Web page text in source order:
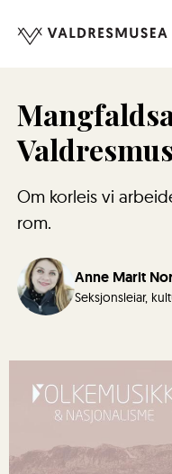
Om korleis vi
rom.
Anne Marit
Seksjonsleiar,